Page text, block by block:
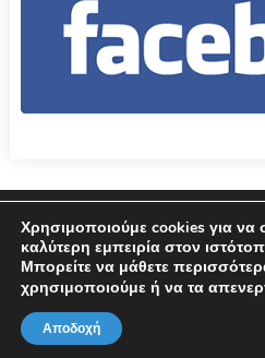
Επικοινωνία Όροι
© 2026 Δήμος
Χρησιμοποιούμε cookies για
καλύτερη εμπειρία στον
Μπορείτε να μάθετε
χρησιμοποιούμε ή να τα
Αποδοχή